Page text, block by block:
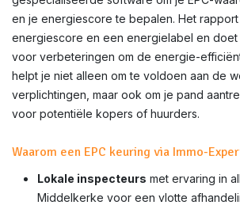
en je energiescore te bepalen. Het
energiescore en een energielabel en
voor verbeteringen om de energie-
helpt je niet alleen om te voldoen aan de
verplichtingen, maar ook om je pand
voor potentiële kopers of huurders.
Waarom een EPC keuring via Immo-
Lokale inspecteurs met ervaring in
Middelkerke voor een vlotte